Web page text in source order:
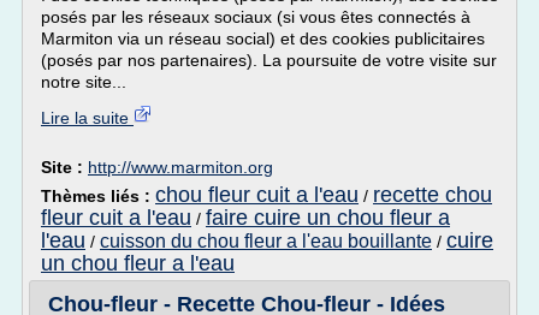
posés par les réseaux sociaux (si vous êtes connectés à
Marmiton via un réseau social) et des cookies publicitaires
(posés par nos partenaires). La poursuite de votre visite sur
notre site...
Lire la suite
Site : http://www.marmiton.org
Thèmes liés : chou fleur cuit a l'eau / recette chou
fleur cuit a l'eau / faire cuire un chou fleur a
l'eau / cuisson du chou fleur a l'eau bouillante / cuire
un chou fleur a l'eau
Chou-fleur - Recette Chou-fleur - Idées